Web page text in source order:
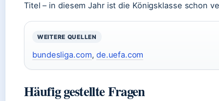
Titel – in diesem Jahr ist die Königsklasse schon
WEITERE QUELLEN
bundesliga.com,de.uefa.com
Häufig gestellte Fragen